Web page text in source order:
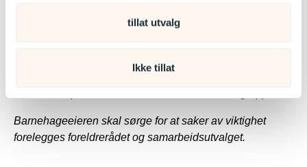
tillat utvalg
Ikke tillat
kontaktskapende og samordnende organ.
Barnehageeieren skal sørge for at saker av viktighet
forelegges foreldrerådet og samarbeidsutvalget.